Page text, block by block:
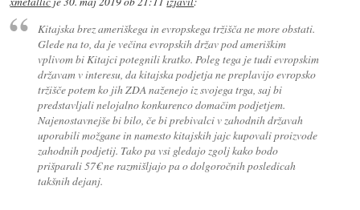
Kitajska brez ameriškega in evropskega tržišča ne more obstati.
Glede na to, da je večina evropskih držav pod ameriškim
vplivom bi Kitajci potegnili kratko. Poleg tega je tudi evropskim
državam v interesu, da kitajska podjetja ne preplavijo evropsko
tržišče potem ko jih ZDA naženejo iz svojega trga, saj bi
predstavljali nelojalno konkurenco domačim podjetjem.
Najenostavnejše bi bilo, če bi prebivalci v zahodnih državah
uporabili možgane in namesto kitajskih jajc kupovali proizvode
zahodnih podjetij. Tako pa vsi gledajo zgolj kako bodo
prišparali 57€ ne razmišljajo pa o dolgoročnih posledicah
takšnih dejanj.